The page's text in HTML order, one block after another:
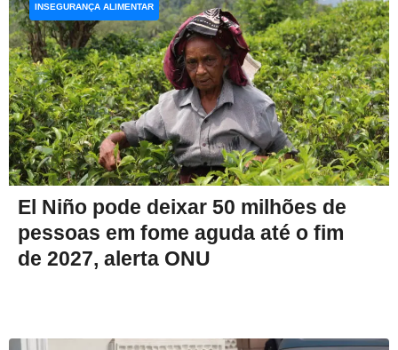
El Niño pode deixar 50 milhões de
pessoas em fome aguda até o fim
de 2027, alerta ONU
INSEGURANÇA ALIMENTAR